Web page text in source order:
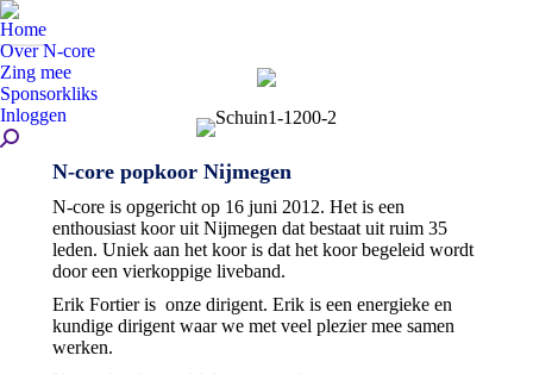
Home
Over N-core
Zing mee
Sponsorkliks
Inloggen
Zoeken:
N-core popkoor Nijmegen
N-core is opgericht op 16 juni 2012. Het is een
enthousiast koor uit Nijmegen dat bestaat uit ruim 35
leden. Uniek aan het koor is dat het koor begeleid wordt
door een vierkoppige liveband.
Erik Fortier is onze dirigent. Erik is een energieke en
kundige dirigent waar we met veel plezier mee samen
werken.